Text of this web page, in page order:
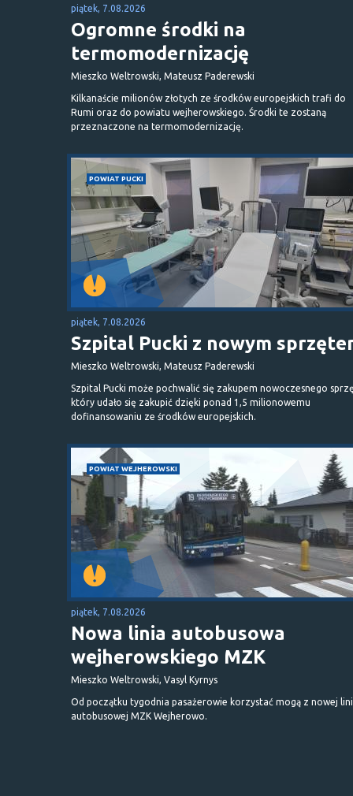
piątek, 7.08.2026
Ogromne środki na
termomodernizację
Mieszko Weltrowski, Mateusz Paderewski
Kilkanaście milionów złotych ze środków europejskich trafi do
Rumi oraz do powiatu wejherowskiego. Środki te zostaną
przeznaczone na termomodernizację.
POWIAT PUCKI
piątek, 7.08.2026
Szpital Pucki z nowym
Mieszko Weltrowski, Mateusz Paderewski
Szpital Pucki może pochwalić się zakupem nowoczesnego
który udało się zakupić dzięki ponad 1,5 milionowemu
dofinansowaniu ze środków europejskich.
POWIAT WEJHEROWSKI
piątek, 7.08.2026
Nowa linia autobusowa
wejherowskiego MZK
Mieszko Weltrowski, Vasyl Kyrnys
Od początku tygodnia pasażerowie korzystać mogą z nowej
autobusowej MZK Wejherowo.